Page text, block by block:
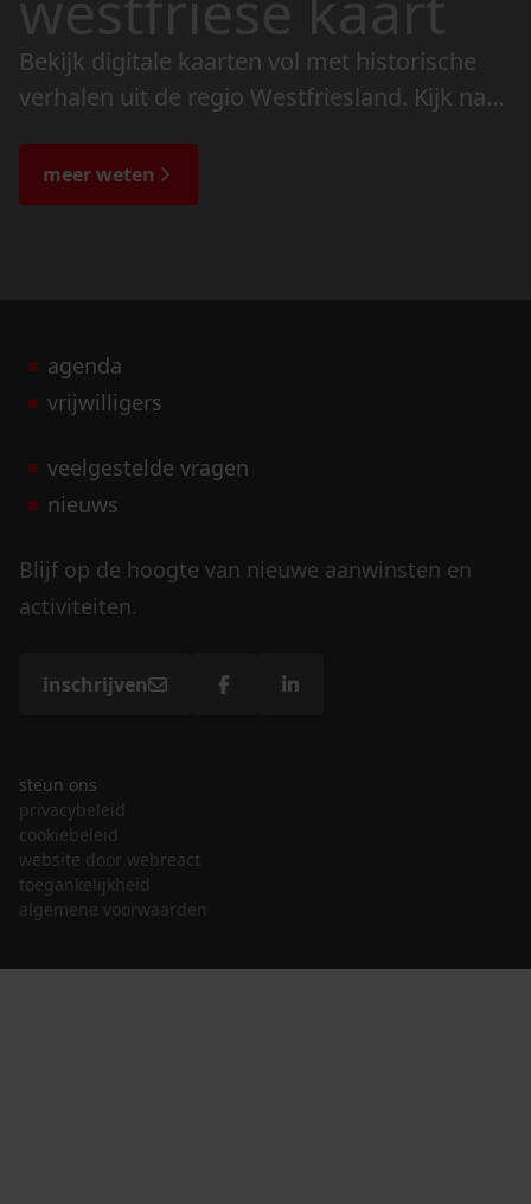
Bekijk digitale kaarten vol met historische
verhalen uit de regio Westfriesland. Kijk naar
de bijzondere verhalen.
meer weten
agenda
vrijwilligers
veelgestelde vragen
nieuws
Blijf op de hoogte van nieuwe aanwinsten en
activiteiten.
inschrijven
steun ons
privacybeleid
cookiebeleid
website door webreact
toegankelijkheid
algemene voorwaarden